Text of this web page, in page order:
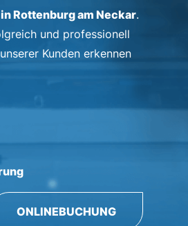
Rottenburg am Neckar.
und professionell
Kunden erkennen
ONLINEBUCHUNG